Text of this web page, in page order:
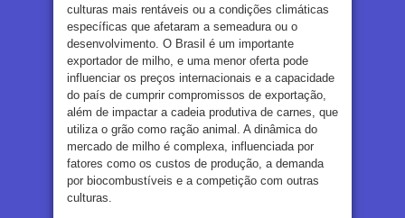
culturas mais rentáveis ou a condições climáticas
específicas que afetaram a semeadura ou o
desenvolvimento. O Brasil é um importante
exportador de milho, e uma menor oferta pode
influenciar os preços internacionais e a capacidade
do país de cumprir compromissos de exportação,
além de impactar a cadeia produtiva de carnes, que
utiliza o grão como ração animal. A dinâmica do
mercado de milho é complexa, influenciada por
fatores como os custos de produção, a demanda
por biocombustíveis e a competição com outras
culturas.